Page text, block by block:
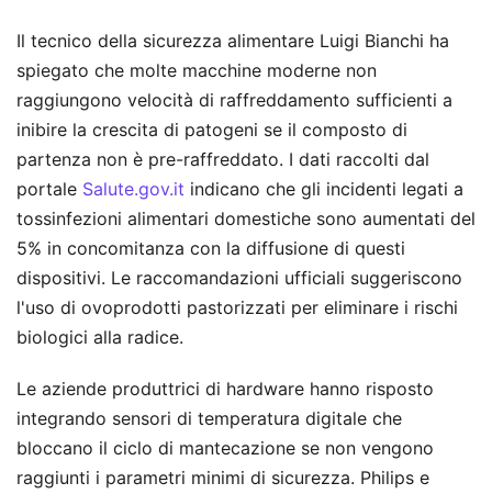
Il tecnico della sicurezza alimentare Luigi Bianchi ha
spiegato che molte macchine moderne non
raggiungono velocità di raffreddamento sufficienti a
inibire la crescita di patogeni se il composto di
partenza non è pre-raffreddato. I dati raccolti dal
portale Salute.gov.it indicano che gli incidenti legati a
tossinfezioni alimentari domestiche sono aumentati del
5% in concomitanza con la diffusione di questi
dispositivi. Le raccomandazioni ufficiali suggeriscono
l'uso di ovoprodotti pastorizzati per eliminare i rischi
biologici alla radice.
Le aziende produttrici di hardware hanno risposto
integrando sensori di temperatura digitale che
bloccano il ciclo di mantecazione se non vengono
raggiunti i parametri minimi di sicurezza. Philips e